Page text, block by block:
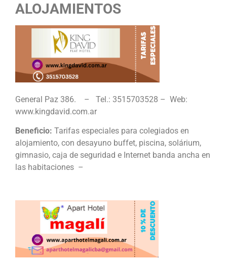
ALOJAMIENTOS
General Paz 386. – Tel.: 3515703528 – Web:
www.kingdavid.com.ar
Beneficio: Tarifas especiales para colegiados en
alojamiento, con desayuno buffet, piscina, solárium,
gimnasio, caja de seguridad e Internet banda ancha en
las habitaciones –